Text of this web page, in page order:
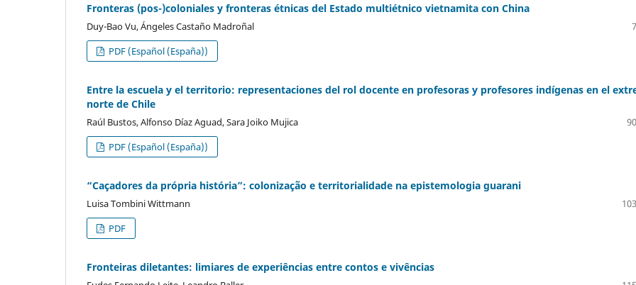
Fronteras (pos-)coloniales y fronteras étnicas del Estado multiétnico vietnamita con China
Duy-Bao Vu, Ángeles Castaño Madroñal
PDF (Español (España))
Entre la escuela y el territorio: representaciones del rol docente en profesoras y profesores indígenas en el
norte de Chile
Raúl Bustos, Alfonso Díaz Aguad, Sara Joiko Mujica
PDF (Español (España))
“Caçadores da própria história”: colonização e territorialidade na epistemologia guarani
Luisa Tombini Wittmann
PDF
Fronteiras diletantes: limiares de experiências entre contos e vivências